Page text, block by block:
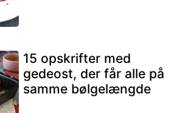
15 opskrifter med
gedeost, der får alle på
samme bølgelængde